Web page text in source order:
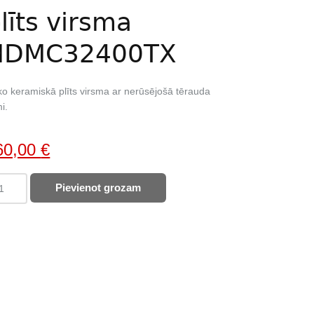
virsma
keramiskā plīts virsma ar nerūsējošā tērauda
€Current
price
is:
Pievienot grozam